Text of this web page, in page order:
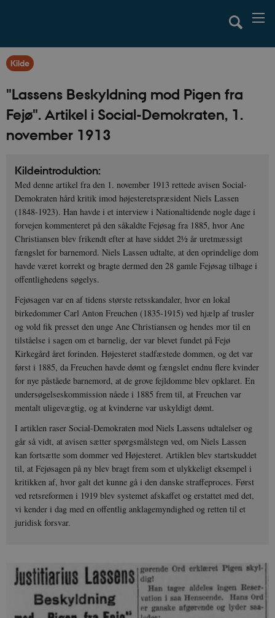
Kilde
"Lassens Beskyldning mod Pigen fra
Fejø". Artikel i Social-Demokraten, 1.
november 1913
Kildeintroduktion:
Med denne artikel fra den 1. november 1913 rettede avisen Social-
Demokraten hård kritik imod højesteretspræsident Niels Lassen
(1848-1923). Han havde i et interview i Nationaltidende nogle dage i
forvejen kommenteret på den såkaldte Fejøsag fra 1885, hvor Ane
Christiansen blev frikendt efter at have siddet 2½ år uretmæssigt
fængslet for barnemord. Niels Lassen udtalte, at den oprindelige dom
havde været korrekt og bragte dermed den 28 gamle Fejøsag tilbage i
offentlighedens søgelys.
Fejøsagen var en af tidens største retsskandaler, hvor en lokal
birkedommer Carl Anton Freuchen (1835-1915) ved hjælp af trusler
og vold fik presset den unge Ane Christiansen og hendes mor til en
tilståelse i sagen om et barnelig, der var blevet fundet på Fejø
Kirkegård året forinden. Højesteret stadfæstede dommen, og det var
først i 1885, da Freuchen havde dømt og fængslet endnu flere kvinder
for nye påståede barnemord, at de grove fejldomme blev opklaret. En
undersøgelseskommission nåede i 1885 frem til, at Freuchen var
mentalt uligevægtig, og at kvinderne var uskyldigt dømt.
I artiklen raser Social-Demokraten mod Niels Lassens udtalelser og
går så vidt, at avisen sætter spørgsmålstegn ved, om Niels Lassen
kan fortsætte som dommer ved Højesteret. Artiklen blev startskuddet
til, at Fejøsagen på ny blev bragt frem som et ulykkeligt eksempel i
kritikken af, hvor galt det kunne gå i den danske straffeproces. Først
ved retsreformen i 1919 blev systemet afskaffet og erstattet med det,
vi kender i dag med en offentlig anklagemyndighed og retten til et
juridisk forsvar.